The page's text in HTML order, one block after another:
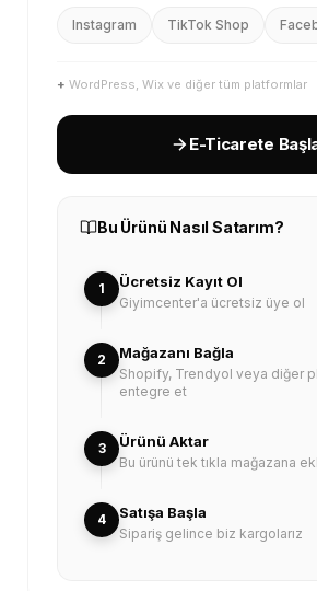
Instagram TikTok Shop
+ WordPress, Wix ve diğer tüm platformlar
E-Ticarete
Bu Ürünü Nasıl Satarım?
1 Ücretsiz Kayıt Ol
Giyimcenter'a ücretsiz üye ol
2 Mağazanı Bağla
Shopify, Trendyol veya diğer
entegre et
3 Ürünü Aktar
Bu ürünü tek tıkla mağazana
4 Satışa Başla
Sipariş gelince biz kargolarız